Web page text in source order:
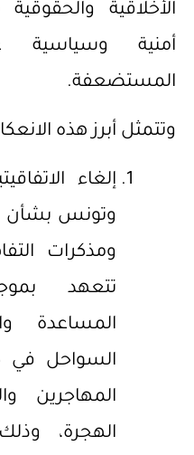
الأخلاقية
أمنية
المستضعفة.
وتتمثل أبرز هذه
إلغاء
ومذكرات
تتعهد
المساعدة
السواحل في
المهاجرين
الهجرة،